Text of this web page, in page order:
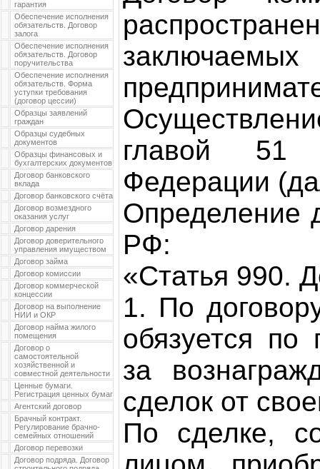
гарантия
Обеспечение исполнения
обязательств. Договор
залога
Обеспечение исполнения
обязательств. Договор
поручительства
Обеспечение исполнения
обязательств. Форма
уступки требования
(договор цессии)
Образцы заявлений
граждан
Образцы судебных
документов
Образцы финансовых и
бухгалтерских документов
Договор банковского
вклада
Договор банковского счёта
Договор возмездного
оказания услуг
Договор дарения
Договор доверительного
управления имуществом
Договор займа
Договор комиссии
Договор коммерческой
концессии
Договор на выполнение
НИИ и ОКР
Договор найма жилого
помещения
Договор о
самостоятельной
хозяйственной и
совместной деятельности
Ценные бумаги.
Регистрация ценных бумаг
Агентский договор
Брачный контракт.
Регулирование брачно-
семейных отношений
Договор перевозки
Договор подряда. Договор
главой 51
Федерации
Определение
РФ:
«Статья 990.
1. По
обязуется по
за
сделок от
По сделке,